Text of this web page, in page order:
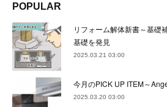
(24)
22)
(22)
(22)
(23 )
(24
(21
(24)
(22 )
(23
(23
(22)
(23)
(23
(22)
(22)
(24
(24)
(22)
(21)
(27)
(17)
(32)
(36)
POPULAR
リフォーム解体新書～基礎
基礎を発見
2025.03.21 03:00
今月のPICK UP ITEM～
2025.03.20 03:00